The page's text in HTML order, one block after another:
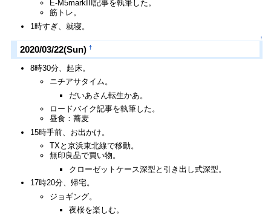
E-M5markIII記事を執筆した。
筋トレ。
1時すぎ、就寝。
↑
2020/03/22(Sun) †
8時30分、起床。
ニチアサタイム。
だいあさん転生かあ。
ロードバイク記事を執筆した。
昼食：蕎麦
15時手前、お出かけ。
TXと京浜東北線で移動。
無印良品で買い物。
クローゼットケース深型と引き出し式深型。
17時20分、帰宅。
ジョギング。
夜桜を楽しむ。